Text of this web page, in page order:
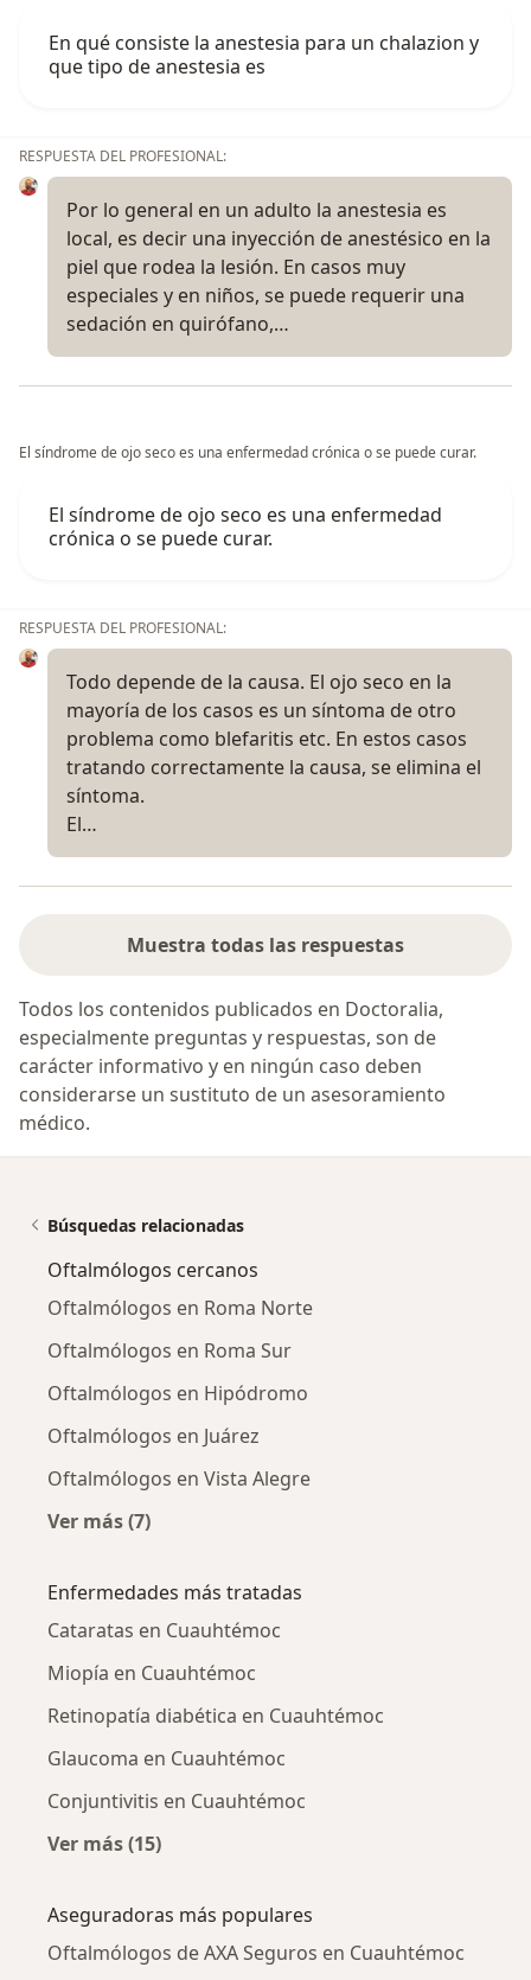
En qué consiste la anestesia para un chalazion y
que tipo de anestesia es
RESPUESTA DEL PROFESIONAL:
Por lo general en un adulto la anestesia es
local, es decir una inyección de anestésico en la
piel que rodea la lesión. En casos muy
especiales y en niños, se puede requerir una
sedación en quirófano,…
El síndrome de ojo seco es una enfermedad crónica o se puede curar.
El síndrome de ojo seco es una enfermedad
crónica o se puede curar.
RESPUESTA DEL PROFESIONAL:
Todo depende de la causa. El ojo seco en la
mayoría de los casos es un síntoma de otro
problema como blefaritis etc. En estos casos
tratando correctamente la causa, se elimina el
síntoma.
El…
Muestra todas las respuestas
Todos los contenidos publicados en Doctoralia,
especialmente preguntas y respuestas, son de
carácter informativo y en ningún caso deben
considerarse un sustituto de un asesoramiento
médico.
Búsquedas relacionadas
Oftalmólogos cercanos
Oftalmólogos en Roma Norte
Oftalmólogos en Roma Sur
Oftalmólogos en Hipódromo
Oftalmólogos en Juárez
Oftalmólogos en Vista Alegre
Ver más (7)
Enfermedades más tratadas
Cataratas en Cuauhtémoc
Miopía en Cuauhtémoc
Retinopatía diabética en Cuauhtémoc
Glaucoma en Cuauhtémoc
Conjuntivitis en Cuauhtémoc
Ver más (15)
Aseguradoras más populares
Oftalmólogos de AXA Seguros en Cuauhtémoc